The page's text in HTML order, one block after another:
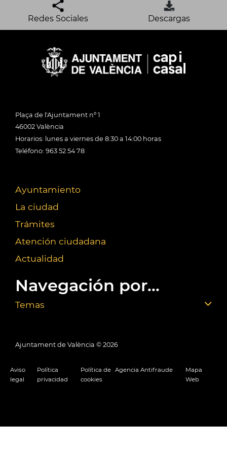
Redes Sociales Descargas
Plaça de l'Ajuntament nº 1
46002 València
Horarios: lunes a viernes de 8:30 a 14:00 horas
Teléfono: 963 52 54 78
Ayuntamiento
La ciudad
Trámites
Atención ciudadana
Actualidad
Navegación por...
Temas
Ajuntament de València © 2026
Aviso
legal
Política
privacidad
Política de
cookies
Agencia Antifraude
Mapa
Web